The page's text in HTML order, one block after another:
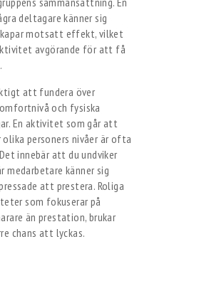
deltagare känner sig
motsatt effekt, vilket
avgörande för att få
att fundera över
och fysiska
En aktivitet som går att
personers nivåer är ofta
innebär att du undviker
medarbetare känner sig
att prestera. Roliga
som fokuserar på
än prestation, brukar
chans att lyckas.